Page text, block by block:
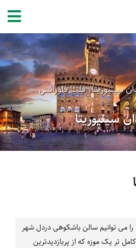
سینیوریتا، قلب فلورانس
سینیوریتا
را می توانیم سالن باشکوهی دردل شهر
تر یک موزه که از پربازدیدترین